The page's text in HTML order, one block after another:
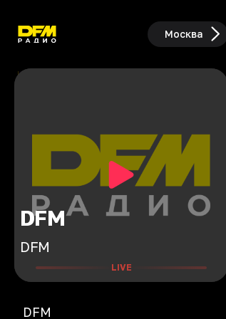
Москва
DFM
DFM
LIVE
DFM